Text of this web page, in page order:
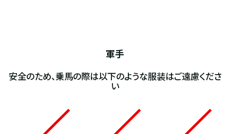
軍手
安全のため、乗馬の際は以下のような服装はご遠慮くださ
い